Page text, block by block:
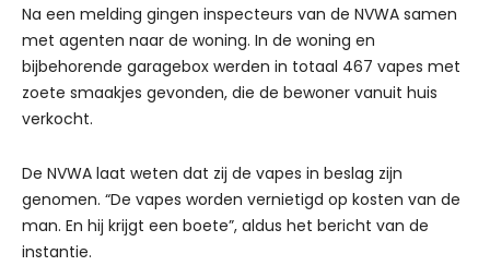
Na een melding gingen inspecteurs van de NVWA samen
met agenten naar de woning. In de woning en
bijbehorende garagebox werden in totaal 467 vapes met
zoete smaakjes gevonden, die de bewoner vanuit huis
verkocht.
De NVWA laat weten dat zij de vapes in beslag zijn
genomen. “De vapes worden vernietigd op kosten van de
man. En hij krijgt een boete”, aldus het bericht van de
instantie.